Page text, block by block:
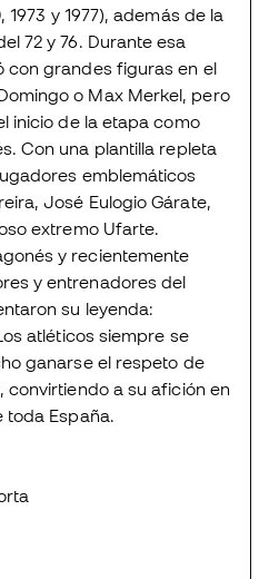
y 1977), además de la
72 y 76. Durante esa
con grandes figuras en el
o Max Merkel, pero
inicio de la etapa como
Con una plantilla repleta
emblemáticos
José Eulogio Gárate,
extremo Ufarte.
y recientemente
y entrenadores del
su leyenda:
atléticos siempre se
ganarse el respeto de
convirtiendo a su afición en
toda España.